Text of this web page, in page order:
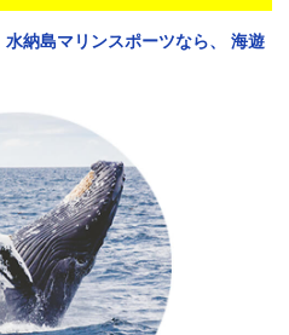
水納島マリンスポーツなら、
海遊